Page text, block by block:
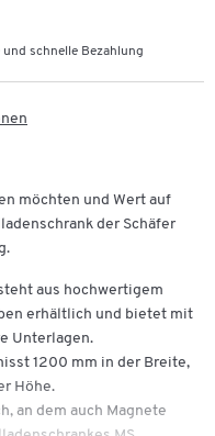
und schnelle Bezahlung
möchten und Wert auf
der Schäfer
aus hochwertigem
erhältlich und bietet mit
Unterlagen.
1200 mm in der Breite,
Höhe.
an dem auch Magnete